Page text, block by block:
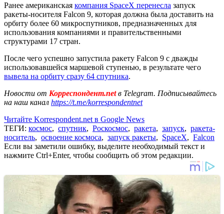
Ранее американская компания SpaceX перенесла запуск
ракеты-носителя Falcon 9, которая должна была доставить на
орбиту более 60 микроспутников, предназначенных для
использования компаниями и правительственными
структурами 17 стран.
После чего успешно запустила ракету Falcon 9 с дважды
использовавшейся маршевой ступенью, в результате чего
вывела на орбиту сразу 64 спутника.
Новости от Корреспондент.netв Telegram. Подписывайтесь
на наш канал https://t.me/korrespondentnet
Читайте Korrespondent.net в Google News
ТЕГИ: космос, спутник, Роскосмос, ракета, запуск, ракета-
носитель, освоение космоса, запуск ракеты, SpaceX, Falcon
Если вы заметили ошибку, выделите необходимый текст и
нажмите Ctrl+Enter, чтобы сообщить об этом редакции.